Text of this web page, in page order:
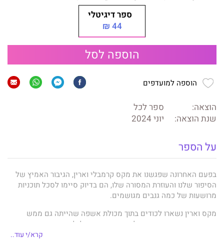
ספר דיגיטלי
44 ₪
הוספה לסל
הוספה למועדפים
הוצאה:
ספר לכל
שנת הוצאה:
יוני 2024
על הספר
בפעם האחרונה שפגשנו את מקס קרמבלי וארין, הגיבור האמיץ של
הסיפור שלנו והעוזרת המסורה שלו, הם בדיוק סיימו לסכל תוכניות
מרושעות של כמה גנבים מגושמים.
מקס וארין נשארו לכודים בתוך מכולת אשפה שהייתה גם ממש
מסריחה ומסוכנת. ואם זה לא מספיק, עמדו לגלות אותם האנשים
קרא/י עוד..